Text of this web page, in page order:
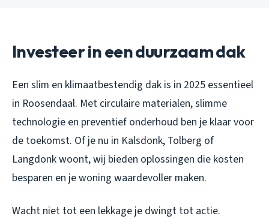
Investeer in een duurzaam dak
Een slim en klimaatbestendig dak is in 2025 essentieel
in Roosendaal. Met circulaire materialen, slimme
technologie en preventief onderhoud ben je klaar voor
de toekomst. Of je nu in Kalsdonk, Tolberg of
Langdonk woont, wij bieden oplossingen die kosten
besparen en je woning waardevoller maken.
Wacht niet tot een lekkage je dwingt tot actie.